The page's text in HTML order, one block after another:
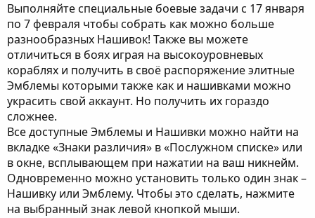
Выполняйте специальные боевые задачи с 17 января
по 7 февраля чтобы собрать как можно больше
разнообразных Нашивок! Также вы можете
отличиться в боях играя на высокоуровневых
кораблях и получить в своё распоряжение элитные
Эмблемы которыми также как и нашивками можно
украсить свой аккаунт. Но получить их гораздо
сложнее.
Все доступные Эмблемы и Нашивки можно найти на
вкладке «Знаки различия» в «Послужном списке» или
в окне, всплывающем при нажатии на ваш никнейм.
Одновременно можно установить только один знак –
Нашивку или Эмблему. Чтобы это сделать, нажмите
на выбранный знак левой кнопкой мыши.